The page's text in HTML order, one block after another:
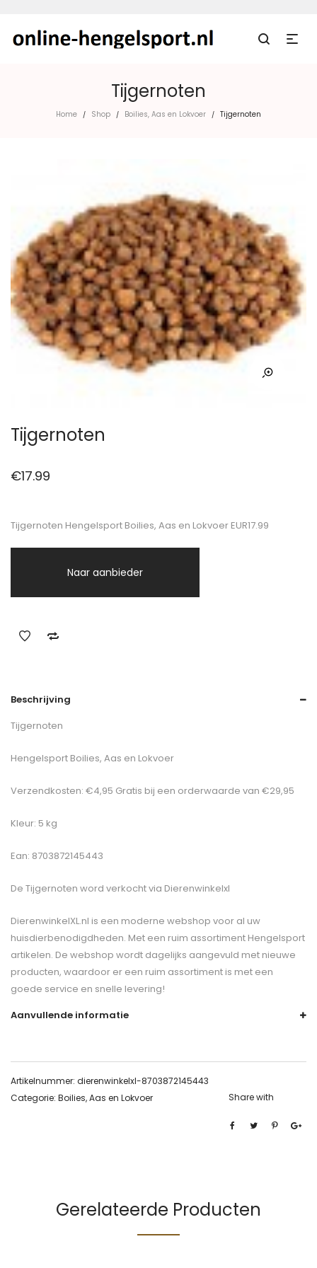
Tijgernoten
Home / Shop / Boilies, Aas en Lokvoer / Tijgernoten
Tijgernoten
€17.99
Tijgernoten Hengelsport Boilies, Aas en Lokvoer EUR17.99
Naar aanbieder
Beschrijving
Tijgernoten
Hengelsport Boilies, Aas en Lokvoer
Verzendkosten: €4,95 Gratis bij een orderwaarde van €29,95
Kleur: 5 kg
Ean: 8703872145443
De Tijgernoten word verkocht via Dierenwinkelxl
DierenwinkelXL.nl is een moderne webshop voor al uw
huisdierbenodigdheden. Met een ruim assortiment Hengelsport
artikelen. De webshop wordt dagelijks aangevuld met nieuwe
producten, waardoor er een ruim assortiment is met een
goede service en snelle levering!
Aanvullende informatie
Artikelnummer: dierenwinkelxl-8703872145443
Categorie: Boilies, Aas en Lokvoer Share with
Gerelateerde Producten